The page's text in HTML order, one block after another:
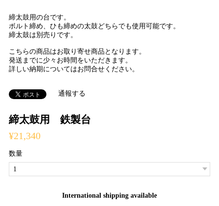
締太鼓用 鉄製台
¥21,340
数量
International shipping available
締太鼓用の台です。
ボルト締め、ひも締めの太鼓どちらでも使用可能です。
締太鼓は別売りです。
こちらの商品はお取り寄せ商品となります。
発送までに少々お時間をいただきます。
詳しい納期についてはお問合せください。
通報する